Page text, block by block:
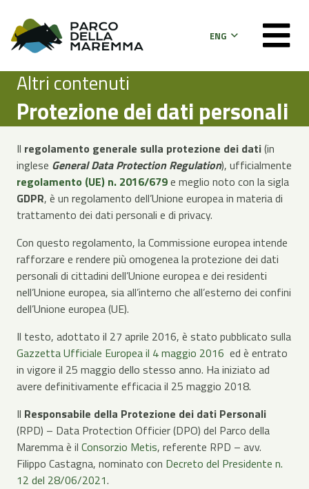
ENG
Altri contenuti
Protezione dei dati personali
Il regolamento generale sulla protezione dei dati(in
inglese General Data Protection Regulation), ufficialmente
regolamento (UE) n. 2016/679e meglio noto con la sigla
GDPR, è un regolamento dell’Unione europea in materia di
trattamento dei dati personali e di privacy.
Con questo regolamento, la Commissione europea intende
rafforzare e rendere più omogenea la protezione dei dati
personali di cittadini dell’Unione europea e dei residenti
nell’Unione europea, sia all’interno che all’esterno dei confini
dell’Unione europea (UE).
Il testo, adottato il 27 aprile 2016, è stato pubblicato sulla
Gazzetta Ufficiale Europea il 4 maggio 2016 ed è entrato
in vigore il 25 maggio dello stesso anno. Ha iniziato ad
avere definitivamente efficacia il 25 maggio 2018.
Il Responsabile della Protezione dei dati Personali
(RPD) – Data Protection Officier (DPO) del Parco della
Maremma è il Consorzio Metis, referente RPD – avv.
Filippo Castagna, nominato con Decreto del Presidente n.
12 del 28/06/2021.